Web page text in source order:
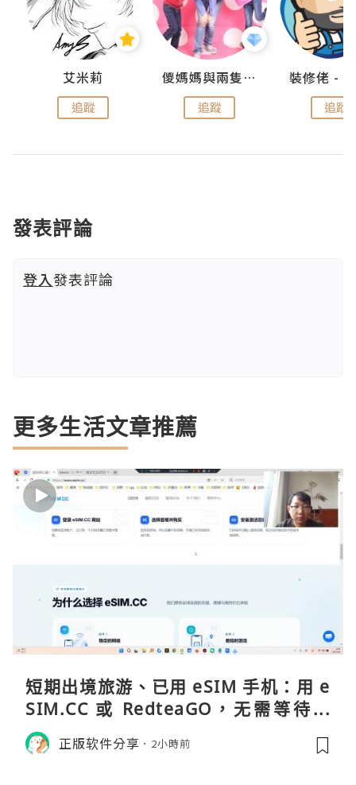
艾米莉
追蹤
儍媽媽與兩隻小魔怪之家
追蹤 追蹤
發表評論
登入發表評論
更多生活文章推薦
短期出境旅游、已用 eSIM 手机：用 e
SIM.CC 或 RedteaGO，无需等待收
货。需要“当地号码 + 通话短信”（如
打车、外卖、客户联络）：优先 Redt
正版软件分享 2小時前